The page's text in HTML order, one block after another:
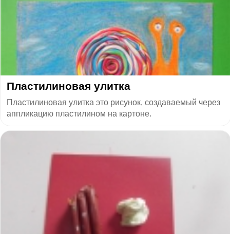
Пластилиновая улитка
Пластилиновая улитка это рисунок, создаваемый через
аппликацию пластилином на картоне.